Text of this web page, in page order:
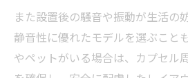
また設置後の騒音や振動が生活の
静音性に優れたモデルを選ぶこと
やペットがいる場合は、カプセル